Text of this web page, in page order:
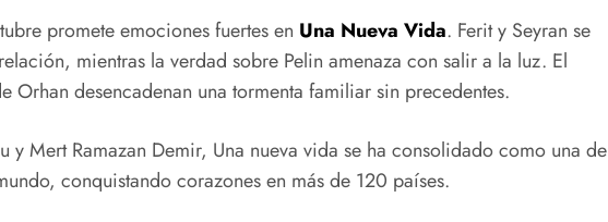
promete emociones fuertes en Una Nueva Vida. Ferit y Seyran se
mientras la verdad sobre Pelin amenaza con salir a la luz. El
Orhan desencadenan una tormenta familiar sin precedentes.
y Mert Ramazan Demir, Una nueva vida se ha consolidado como una de
conquistando corazones en más de 120 países.